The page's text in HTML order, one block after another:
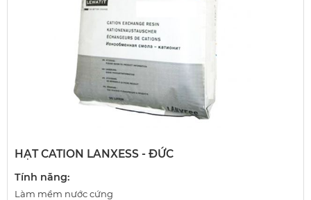
HẠT CATION LANXESS - ĐỨC
Tính năng:
Làm mềm nước cứng